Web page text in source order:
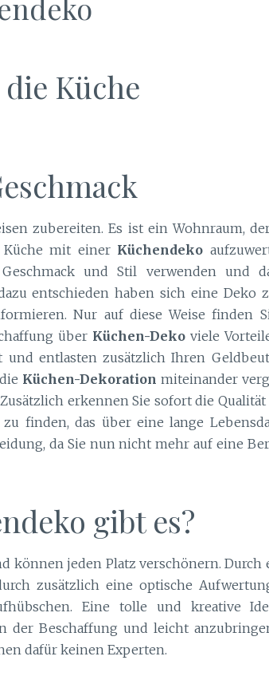
Küche
zubereiten. Es ist ein Wohnraum,
Küche mit einer Küchendeko
und Stil verwenden und
entschieden haben sich eine Deko
Nur auf diese Weise finden
über Küchen-Deko viele
entlasten zusätzlich Ihren
Küchen-Dekoration miteinander
erkennen Sie sofort die Qualität
finden, das über eine lange
da Sie nun nicht mehr auf eine
gibt es?
jeden Platz verschönern. Durch
zusätzlich eine optische
Eine tolle und kreative
der Beschaffung und leicht
dafür keinen Experten.